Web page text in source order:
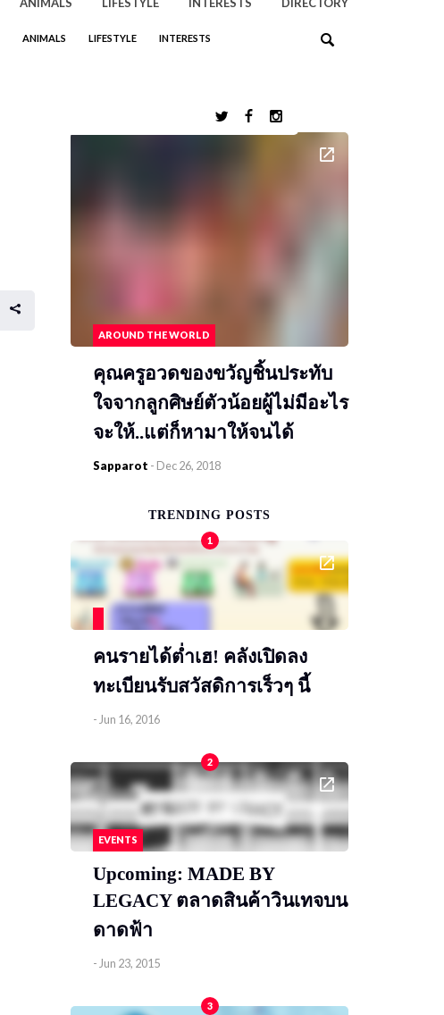
ANIMALS LIFESTYLE INTERESTS
FEATURED POST
AROUND THE WORLD
คุณครูอวดของขวัญชิ้นประทับ
ใจจากลูกศิษย์ตัวน้อยผู้ไม่มีอะไร
จะให้..แต่ก็หามาให้จนได้
Sapparot - Dec 26, 2018
TRENDING POSTS
1
คนรายได้ต่ำเฮ! คลังเปิดลง
ทะเบียนรับสวัสดิการเร็วๆ นี้
- Jun 16, 2016
2
EVENTS
Upcoming: MADE BY
LEGACY ตลาดสินค้าวินเทจบน
ดาดฟ้า
- Jun 23, 2015
3